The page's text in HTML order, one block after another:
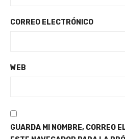
CORREO ELECTRÓNICO
WEB
GUARDA MI NOMBRE, CORREO